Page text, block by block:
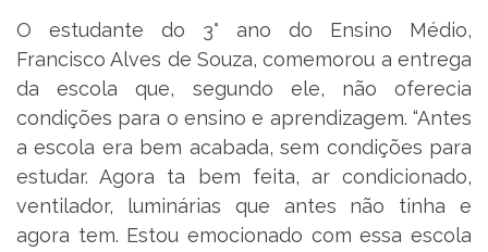
O estudante do 3° ano do Ensino Médio,
Francisco Alves de Souza, comemorou a entrega
da escola que, segundo ele, não oferecia
condições para o ensino e aprendizagem. “Antes
a escola era bem acabada, sem condições para
estudar. Agora ta bem feita, ar condicionado,
ventilador, luminárias que antes não tinha e
agora tem. Estou emocionado com essa escola